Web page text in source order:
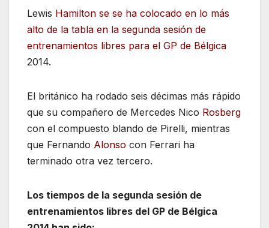
Lewis Hamilton se se ha colocado en lo más
alto de la tabla en la segunda sesión de
entrenamientos libres para el GP de Bélgica
2014.
El británico ha rodado seis décimas más rápido
que su compañero de Mercedes Nico Rosberg
con el compuesto blando de Pirelli, mientras
que Fernando Alonso con Ferrari ha
terminado otra vez tercero.
Los tiempos de la segunda sesión de
entrenamientos libres del GP de Bélgica